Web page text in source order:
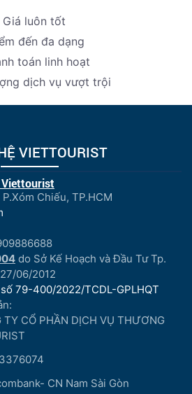
Giá luôn tốt
đến đa dạng
toán linh hoạt
dịch vụ vượt trội
VIETTOURIST
Viettourist
Chiếu, TP.HCM
do Sở Kế Hoạch và Đầu Tư Tp.
06/2012
79-400/2022/TCDL-GPLHQT
CỔ PHẦN DỊCH VỤ THƯƠNG
CN Nam Sài Gòn